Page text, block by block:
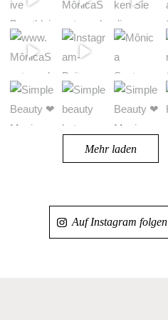
Mehr laden
Auf Instagram folgen